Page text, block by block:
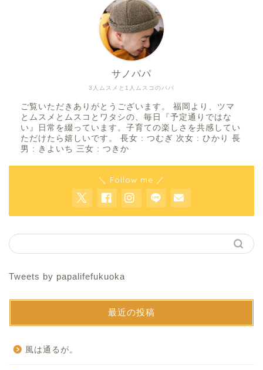
3人ムスメと1人ムスコのパパ
サノパパ
ご覧いただきありがとうございます。 福岡より、ツマ
とムスメとムスコとワタシの、毎日『予定通りではな
い』日常を綴っています。子育ての楽しさを共感してい
ただけたら嬉しいです。 長女 : つむぎ 次女 : ひかり 長
男 : きよいち 三女 : つきか
＼ Follow me ／
Tweets by papalifefukuoka
最近の投稿
風は通るが。